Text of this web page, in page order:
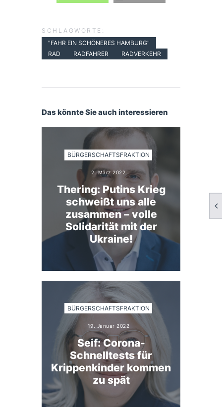
SCHLAGWORTE:
"FAHR EIN SCHÖNERES HAMBURG"
RAD
RADFAHRER RADVERKEHR
Das könnte Sie auch interessieren
BÜRGERSCHAFTSFRAKTION
2. März 2022
Thering: Putins Krieg
schweißt uns alle
zusammen – volle
Solidarität mit der
Ukraine!
BÜRGERSCHAFTSFRAKTION
19. Januar 2022
Seif: Corona-
Schnelltests für
Krippenkinder kommen
zu spät